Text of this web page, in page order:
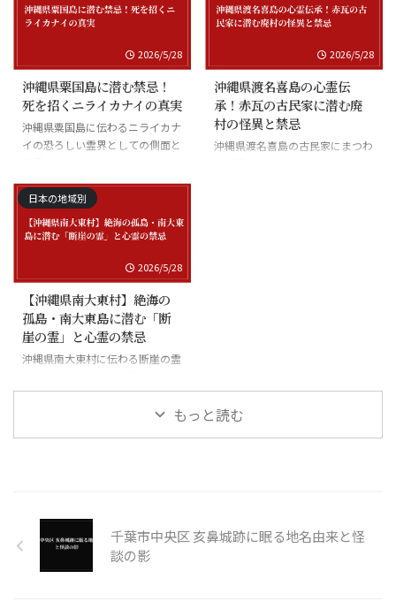
2026/5/28
沖縄県粟国島に潜む禁忌！
死を招くニライカナイの真実
沖縄県粟国島に伝わるニライカナ
イの恐ろしい霊界としての側面と
2026/5/28
沖縄県渡名喜島の心霊伝
承！赤瓦の古民家に潜む廃
村の怪異と禁忌
沖縄県渡名喜島の古民家にまつわ
日本の地域別
2026/5/28
【沖縄県南大東村】絶海の
孤島・南大東島に潜む「断
崖の霊」と心霊の禁忌
沖縄県南大東村に伝わる断崖の霊
もっと読む
千葉市中央区 亥鼻城跡に眠る地名由来と怪
談の影